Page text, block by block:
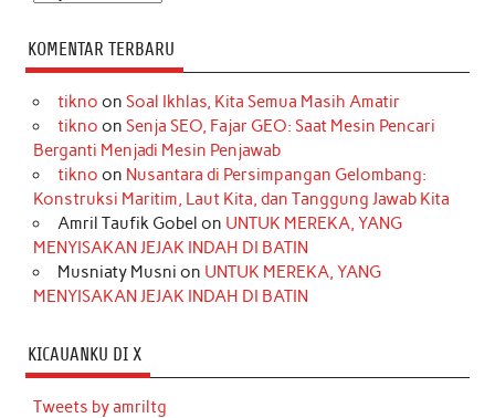
KOMENTAR TERBARU
tikno on Soal Ikhlas, Kita Semua Masih Amatir
tikno on Senja SEO, Fajar GEO: Saat Mesin Pencari
Berganti Menjadi Mesin Penjawab
tikno on Nusantara di Persimpangan Gelombang:
Konstruksi Maritim, Laut Kita, dan Tanggung Jawab Kita
Amril Taufik Gobel on UNTUK MEREKA, YANG
MENYISAKAN JEJAK INDAH DI BATIN
Musniaty Musni on UNTUK MEREKA, YANG
MENYISAKAN JEJAK INDAH DI BATIN
KICAUANKU DI X
Tweets by amriltg